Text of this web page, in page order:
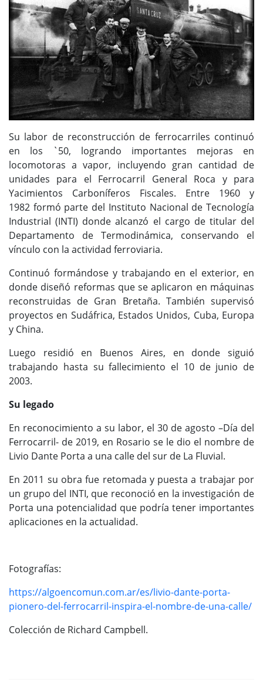
Su labor de reconstrucción de ferrocarriles continuó
en los `50, logrando importantes mejoras en
locomotoras a vapor, incluyendo gran cantidad de
unidades para el Ferrocarril General Roca y para
Yacimientos Carboníferos Fiscales. Entre 1960 y
1982 formó parte del Instituto Nacional de Tecnología
Industrial (INTI) donde alcanzó el cargo de titular del
Departamento de Termodinámica, conservando el
vínculo con la actividad ferroviaria.
Continuó formándose y trabajando en el exterior, en
donde diseñó reformas que se aplicaron en máquinas
reconstruidas de Gran Bretaña. También supervisó
proyectos en Sudáfrica, Estados Unidos, Cuba, Europa
y China.
Luego residió en Buenos Aires, en donde siguió
trabajando hasta su fallecimiento el 10 de junio de
2003.
Su legado
En reconocimiento a su labor, el 30 de agosto –Día del
Ferrocarril- de 2019, en Rosario se le dio el nombre de
Livio Dante Porta a una calle del sur de La Fluvial.
En 2011 su obra fue retomada y puesta a trabajar por
un grupo del INTI, que reconoció en la investigación de
Porta una potencialidad que podría tener importantes
aplicaciones en la actualidad.
Fotografías:
https://algoencomun.com.ar/es/livio-dante-porta-
pionero-del-ferrocarril-inspira-el-nombre-de-una-calle/
Colección de Richard Campbell.